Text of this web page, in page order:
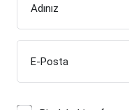
Adınız
E-Posta